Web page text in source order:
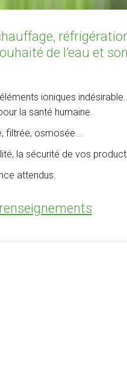
de l'eau et
ioniques
la santé humaine.
osmosée...
la sécurité de vos
attendus.